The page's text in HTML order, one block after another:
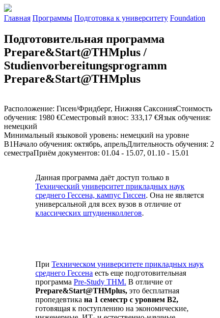
Главная Программы Подготовка к университету Foundation
Подготовительная программа
Prepare&Start@THMplus /
Studienvorbereitungsprogramm
Prepare&Start@THMplus
Расположение: Гисен/Фридберг, Нижняя СаксонияСтоимость
обучения: 1980 €Семестровый взнос: 333,17 €Язык обучения:
немецкий
Минимальный языковой уровень: немецкий на уровне
B1Начало обучения: октябрь, апрельДлительность обучения: 2
семестраПриём документов: 01.04 - 15.07, 01.10 - 15.01
Данная программа даёт доступ только в
Технический университет прикладных наук
среднего Гессена, кампус Гиссен. Она не является
универсальной для всех вузов в отличие от
классических штудиенколлегов.
При Техническом университете прикладных наук
среднего Гессена есть еще подготовительная
программа Pre-Study THM. В отличие от
Prepare&Start@THMplus, это бесплатная
пропедевтика на 1 семестр с уровнем B2,
готовящая к поступлению на экономические,